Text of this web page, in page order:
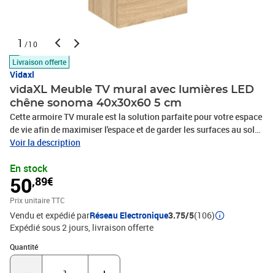
1 /10
Livraison offerte
Vidaxl
vidaXL Meuble TV mural avec lumières LED
chêne sonoma 40x30x60 5 cm
Cette armoire TV murale est la solution parfaite pour votre espace
de vie afin de maximiser l'espace et de garder les surfaces au sol
sans encombrement. Matériau durable : le bois d'ingénierie est
également résistance, stabilité et résistance à l'humidité.Lumières
LED RVB : l'armoire multimédia murale est équipée de lumières
LED RVB vibrantes. Avec divers menus personnalisables, vous
pouvez changer sans effort la couleur des lumières et même les
régler automatiquement. Ces lumières LED renforcent non
seulement l'aspect contemporain du meuble TV flottant, mais
aussi son attrait pour la mode.Grand espace de rangement : le
meuble TV mural dispose d'une étagère en verre et de 2
Voir la description
En stock
50,89€
Prix unitaire TTC
Vendu et expédié parRéseau Electronique3.75/5(106)
Expédié sous 2 jours livraison offerte
Quantité
Quantité : 1